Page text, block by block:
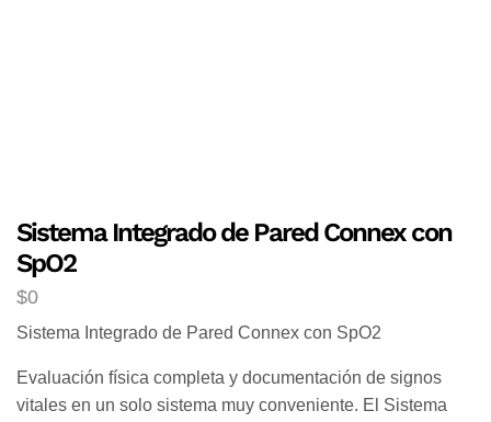
Sistema Integrado de Pared Connex con
SpO2
$0
Sistema Integrado de Pared Connex con SpO2
Evaluación física completa y documentación de signos
vitales en un solo sistema muy conveniente. El Sistema